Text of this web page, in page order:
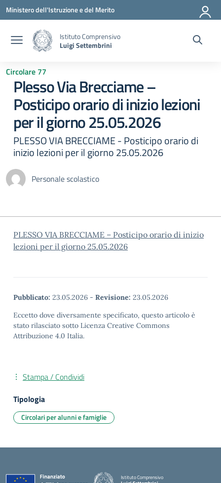
Vai ai contenuti
Vai al menu di navigazione
Vai al footer
Ministero dell'Istruzione e del Merito
Istituto Comprensivo
Luigi Settembrini
Circolare 77
Plesso Via Brecciame –
Posticipo orario di inizio lezioni
per il giorno 25.05.2026
PLESSO VIA BRECCIAME - Posticipo orario di
inizio lezioni per il giorno 25.05.2026
Personale scolastico
PLESSO VIA BRECCIAME – Posticipo orario di inizio
lezioni per il giorno 25.05.2026
Pubblicato: 23.05.2026 - Revisione: 23.05.2026
Eccetto dove diversamente specificato, questo articolo è
stato rilasciato sotto Licenza Creative Commons
Attribuzione 4.0 Italia.
Stampa / Condividi
Tipologia
Circolari per alunni e famiglie
Istituto Comprensivo